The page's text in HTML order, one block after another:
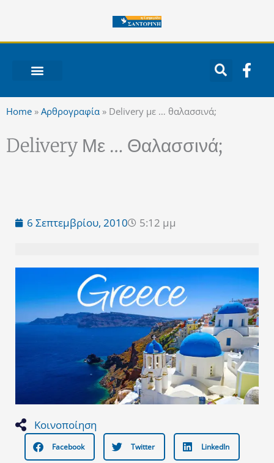
περιεχόμενο
F
a
Home » Αρθρογραφία » Delivery με … θαλασσινά;
Delivery Με … Θαλασσινά;
6 Σεπτεμβρίου, 2010 5:12 μμ
Κοινοποίηση
Facebook Twitter LinkedIn